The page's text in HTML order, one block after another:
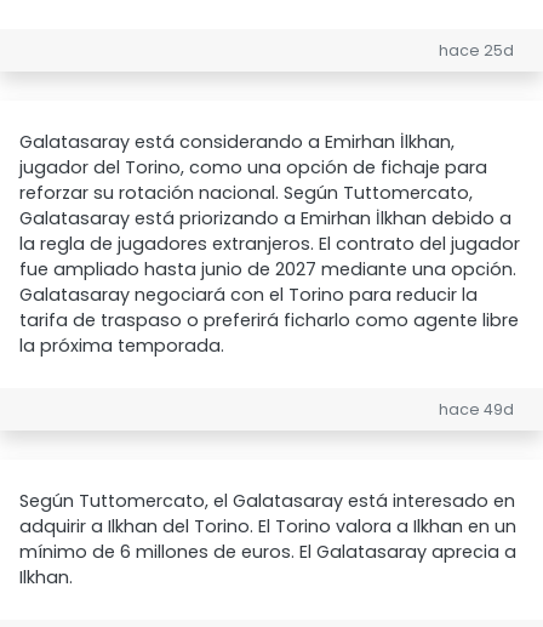
hace 25d
Galatasaray está considerando a Emirhan İlkhan,
jugador del Torino, como una opción de fichaje para
reforzar su rotación nacional. Según Tuttomercato,
Galatasaray está priorizando a Emirhan İlkhan debido a
la regla de jugadores extranjeros. El contrato del jugador
fue ampliado hasta junio de 2027 mediante una opción.
Galatasaray negociará con el Torino para reducir la
tarifa de traspaso o preferirá ficharlo como agente libre
la próxima temporada.
hace 49d
Según Tuttomercato, el Galatasaray está interesado en
adquirir a Ilkhan del Torino. El Torino valora a Ilkhan en un
mínimo de 6 millones de euros. El Galatasaray aprecia a
Ilkhan.